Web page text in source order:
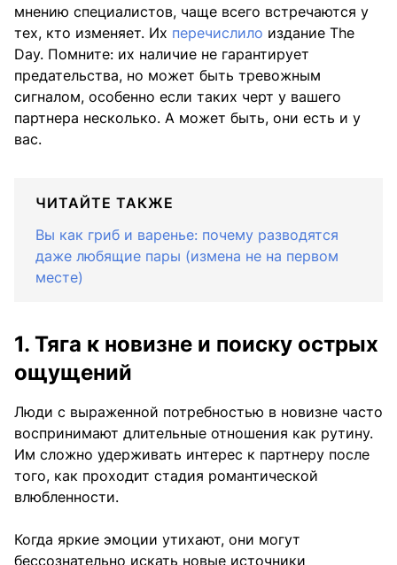
мнению специалистов, чаще всего встречаются у
тех, кто изменяет. Их перечислило издание The
Day. Помните: их наличие не гарантирует
предательства, но может быть тревожным
сигналом, особенно если таких черт у вашего
партнера несколько. А может быть, они есть и у
вас.
ЧИТАЙТЕ ТАКЖЕ
Вы как гриб и варенье: почему разводятся
даже любящие пары (измена не на первом
месте)
1. Тяга к новизне и поиску острых
ощущений
Люди с выраженной потребностью в новизне часто
воспринимают длительные отношения как рутину.
Им сложно удерживать интерес к партнеру после
того, как проходит стадия романтической
влюбленности.
Когда яркие эмоции утихают, они могут
бессознательно искать новые источники